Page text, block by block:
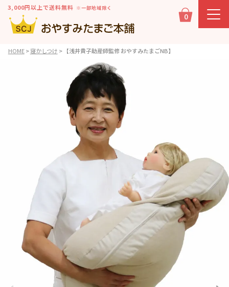
3,000円以上で送料無料 ※一部地域除く
0
HOME 寝かしつけ 【浅井貴子助産師監修 おやすみたまごNB】